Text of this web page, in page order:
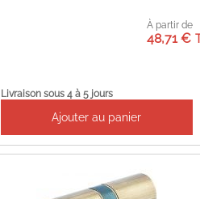
À partir de
48,71 €
Livraison sous 4 à 5 jours
Ajouter au panier